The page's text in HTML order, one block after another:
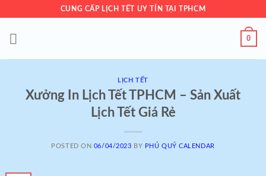
content
CUNG CẤP LỊCH TẾT UY TÍN TẠI TPHCM
0
LỊCH TẾT
Xưởng In Lịch Tết TPHCM – Sản Xuất
Lịch Tết Giá Rẻ
POSTED ON 06/04/2023 BY PHÚ QUÝ CALENDAR